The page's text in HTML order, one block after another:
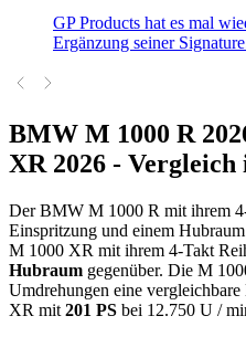
GP Products hat es mal
Ergänzung seiner
BMW M 1000 R
XR 2026 -
Der BMW M 1000 R mit ihrem
Einspritzung und einem
M 1000 XR mit ihrem 4-Takt
Hubraum gegenüber. Die M
Umdrehungen eine
XR mit 201 PS bei 12.750 U /